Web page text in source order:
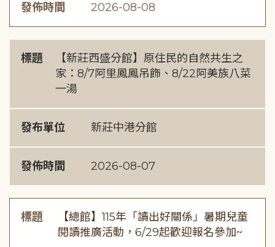
發佈時間 2026-08-08
標題
【新莊西盛分館】原住民的自然共生之
家：8/7阿里鳳鳳吊飾、8/22阿美族八菜
一湯
發布單位 新莊中港分館
發佈時間 2026-08-07
標題
【總館】115年「讀出好關係」暑期兒童
閱讀推廣活動，6/29起歡迎報名參加~